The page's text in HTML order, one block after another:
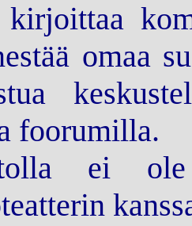
omaa
foorumilla.
ei